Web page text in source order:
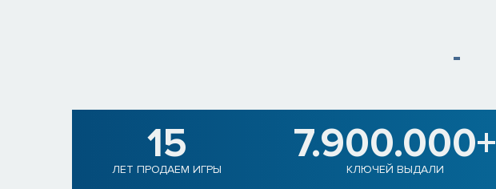
15
ЛЕТ ПРОДАЕМ ИГРЫ
7.900.000+
КЛЮЧЕЙ ВЫДАЛИ